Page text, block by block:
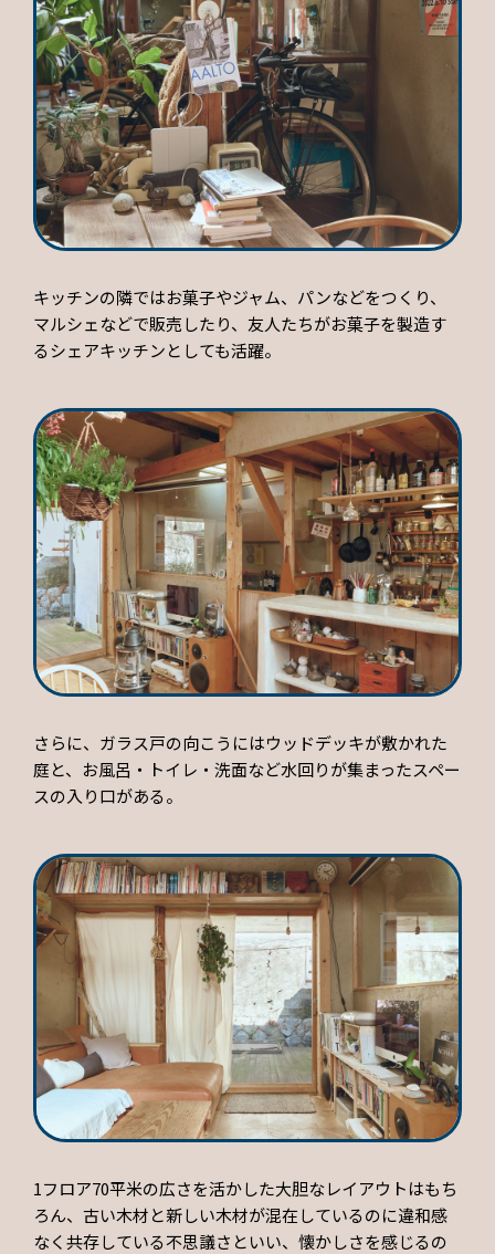
キッチンの隣ではお菓子やジャム、パンなどをつくり、
マルシェなどで販売したり、友人たちがお菓子を製造す
るシェアキッチンとしても活躍。
さらに、ガラス戸の向こうにはウッドデッキが敷かれた
庭と、お風呂・トイレ・洗面など水回りが集まったスペー
スの入り口がある。
1フロア70平米の広さを活かした大胆なレイアウトはもち
ろん、古い木材と新しい木材が混在しているのに違和感
なく共存している不思議さといい、懐かしさを感じるの